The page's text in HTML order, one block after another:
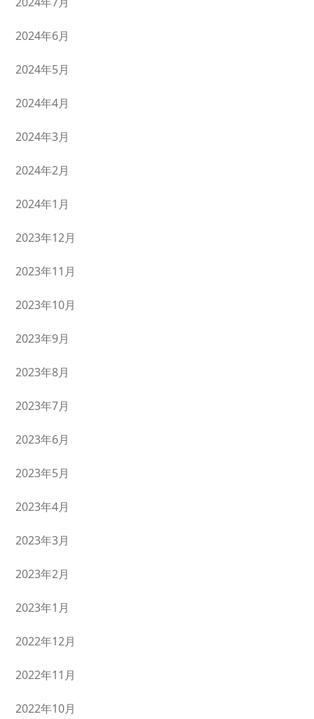
2024年6月
2024年5月
2024年4月
2024年3月
2024年2月
2024年1月
2023年12月
2023年11月
2023年10月
2023年9月
2023年8月
2023年7月
2023年6月
2023年5月
2023年4月
2023年3月
2023年2月
2023年1月
2022年12月
2022年11月
2022年10月